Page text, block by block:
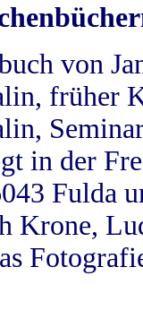
von
früher
in der
Fulda
Krone,